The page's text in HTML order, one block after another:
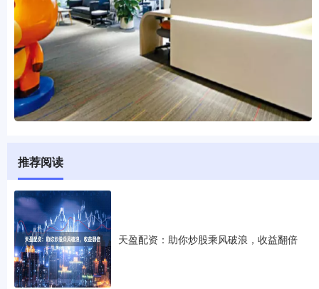
推荐阅读
天盈配资：助你炒股乘风破浪，收益翻倍